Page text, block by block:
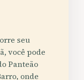
seu
você pode
Panteão
onde